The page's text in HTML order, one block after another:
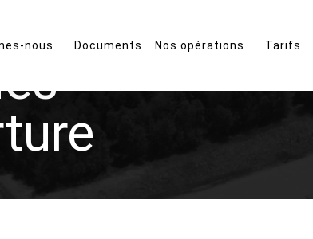
nous Documents Nos opérations Tarifs